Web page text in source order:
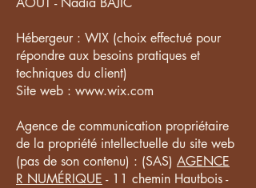
Hébergeur : WIX (choix effectué pour
répondre aux besoins pratiques et
techniques du client)
Site web : www.wix.com
Agence de communication propriétaire
de la propriété intellectuelle du site web
(pas de son contenu) : (SAS) AGENCE
R NUMÉRIQUE - 11 chemin Hautbois -